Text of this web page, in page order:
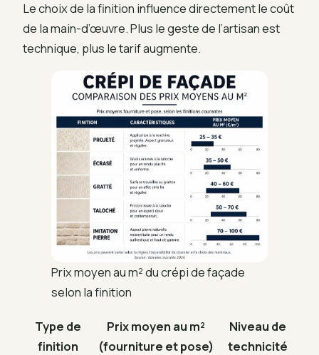
Le choix de la finition influence directement le coût
de la main-d’œuvre. Plus le geste de l’artisan est
technique, plus le tarif augmente.
Prix moyen au m² du crépi de façade
selon la finition
Type de
finition
Prix moyen au m²
(fourniture et pose)
Niveau de
technicité